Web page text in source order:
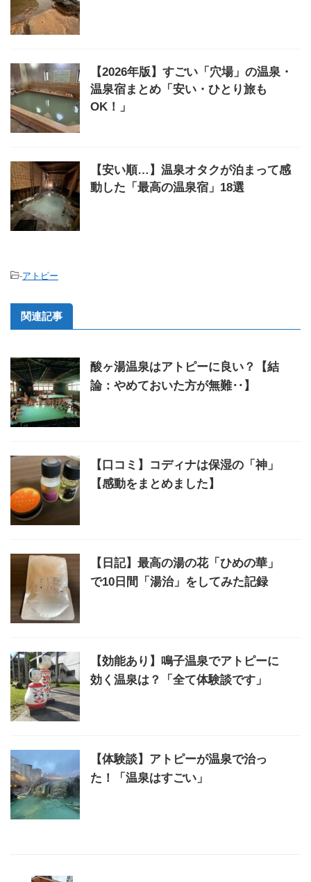
【2026年版】すごい「穴場」の温泉・
温泉宿まとめ「安い・ひとり旅も
OK！」
【安い順…】温泉オタクが泊まって感
動した「最高の温泉宿」18選
-アトピー
関連記事
酸ヶ湯温泉はアトピーに良い？【結
論：やめておいた方が無難‥】
【口コミ】コディナは保湿の「神」
【感動をまとめました】
【日記】最高の湯の花「ひめの華」
で10日間「湯治」をしてみた記録
【効能あり】鳴子温泉でアトピーに
効く温泉は？「全て体験談です」
【体験談】アトピーが温泉で治っ
た！「温泉はすごい」